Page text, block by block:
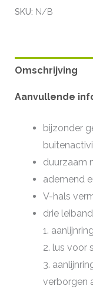
SKU: N/B
Omschrijving
Aanvullende
bijzonder
duurzaam
ademend
V-hals
drie
1.
2. lus voor
3.
verborgen